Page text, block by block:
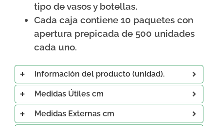
tipo de vasos y botellas.
Cada caja contiene 10 paquetes con
apertura prepicada de 500 unidades
cada uno.
Información del producto (unidad).
Medidas Útiles cm
Medidas Externas cm